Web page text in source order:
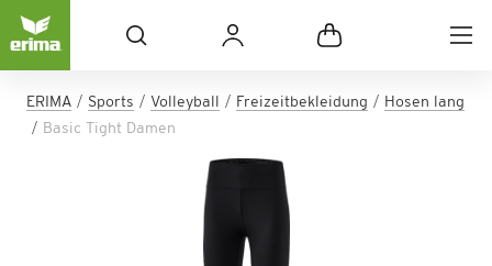
ERIMA Sports Volleyball Freizeitbekleidung
Hosen lang
Basic Tight Damen